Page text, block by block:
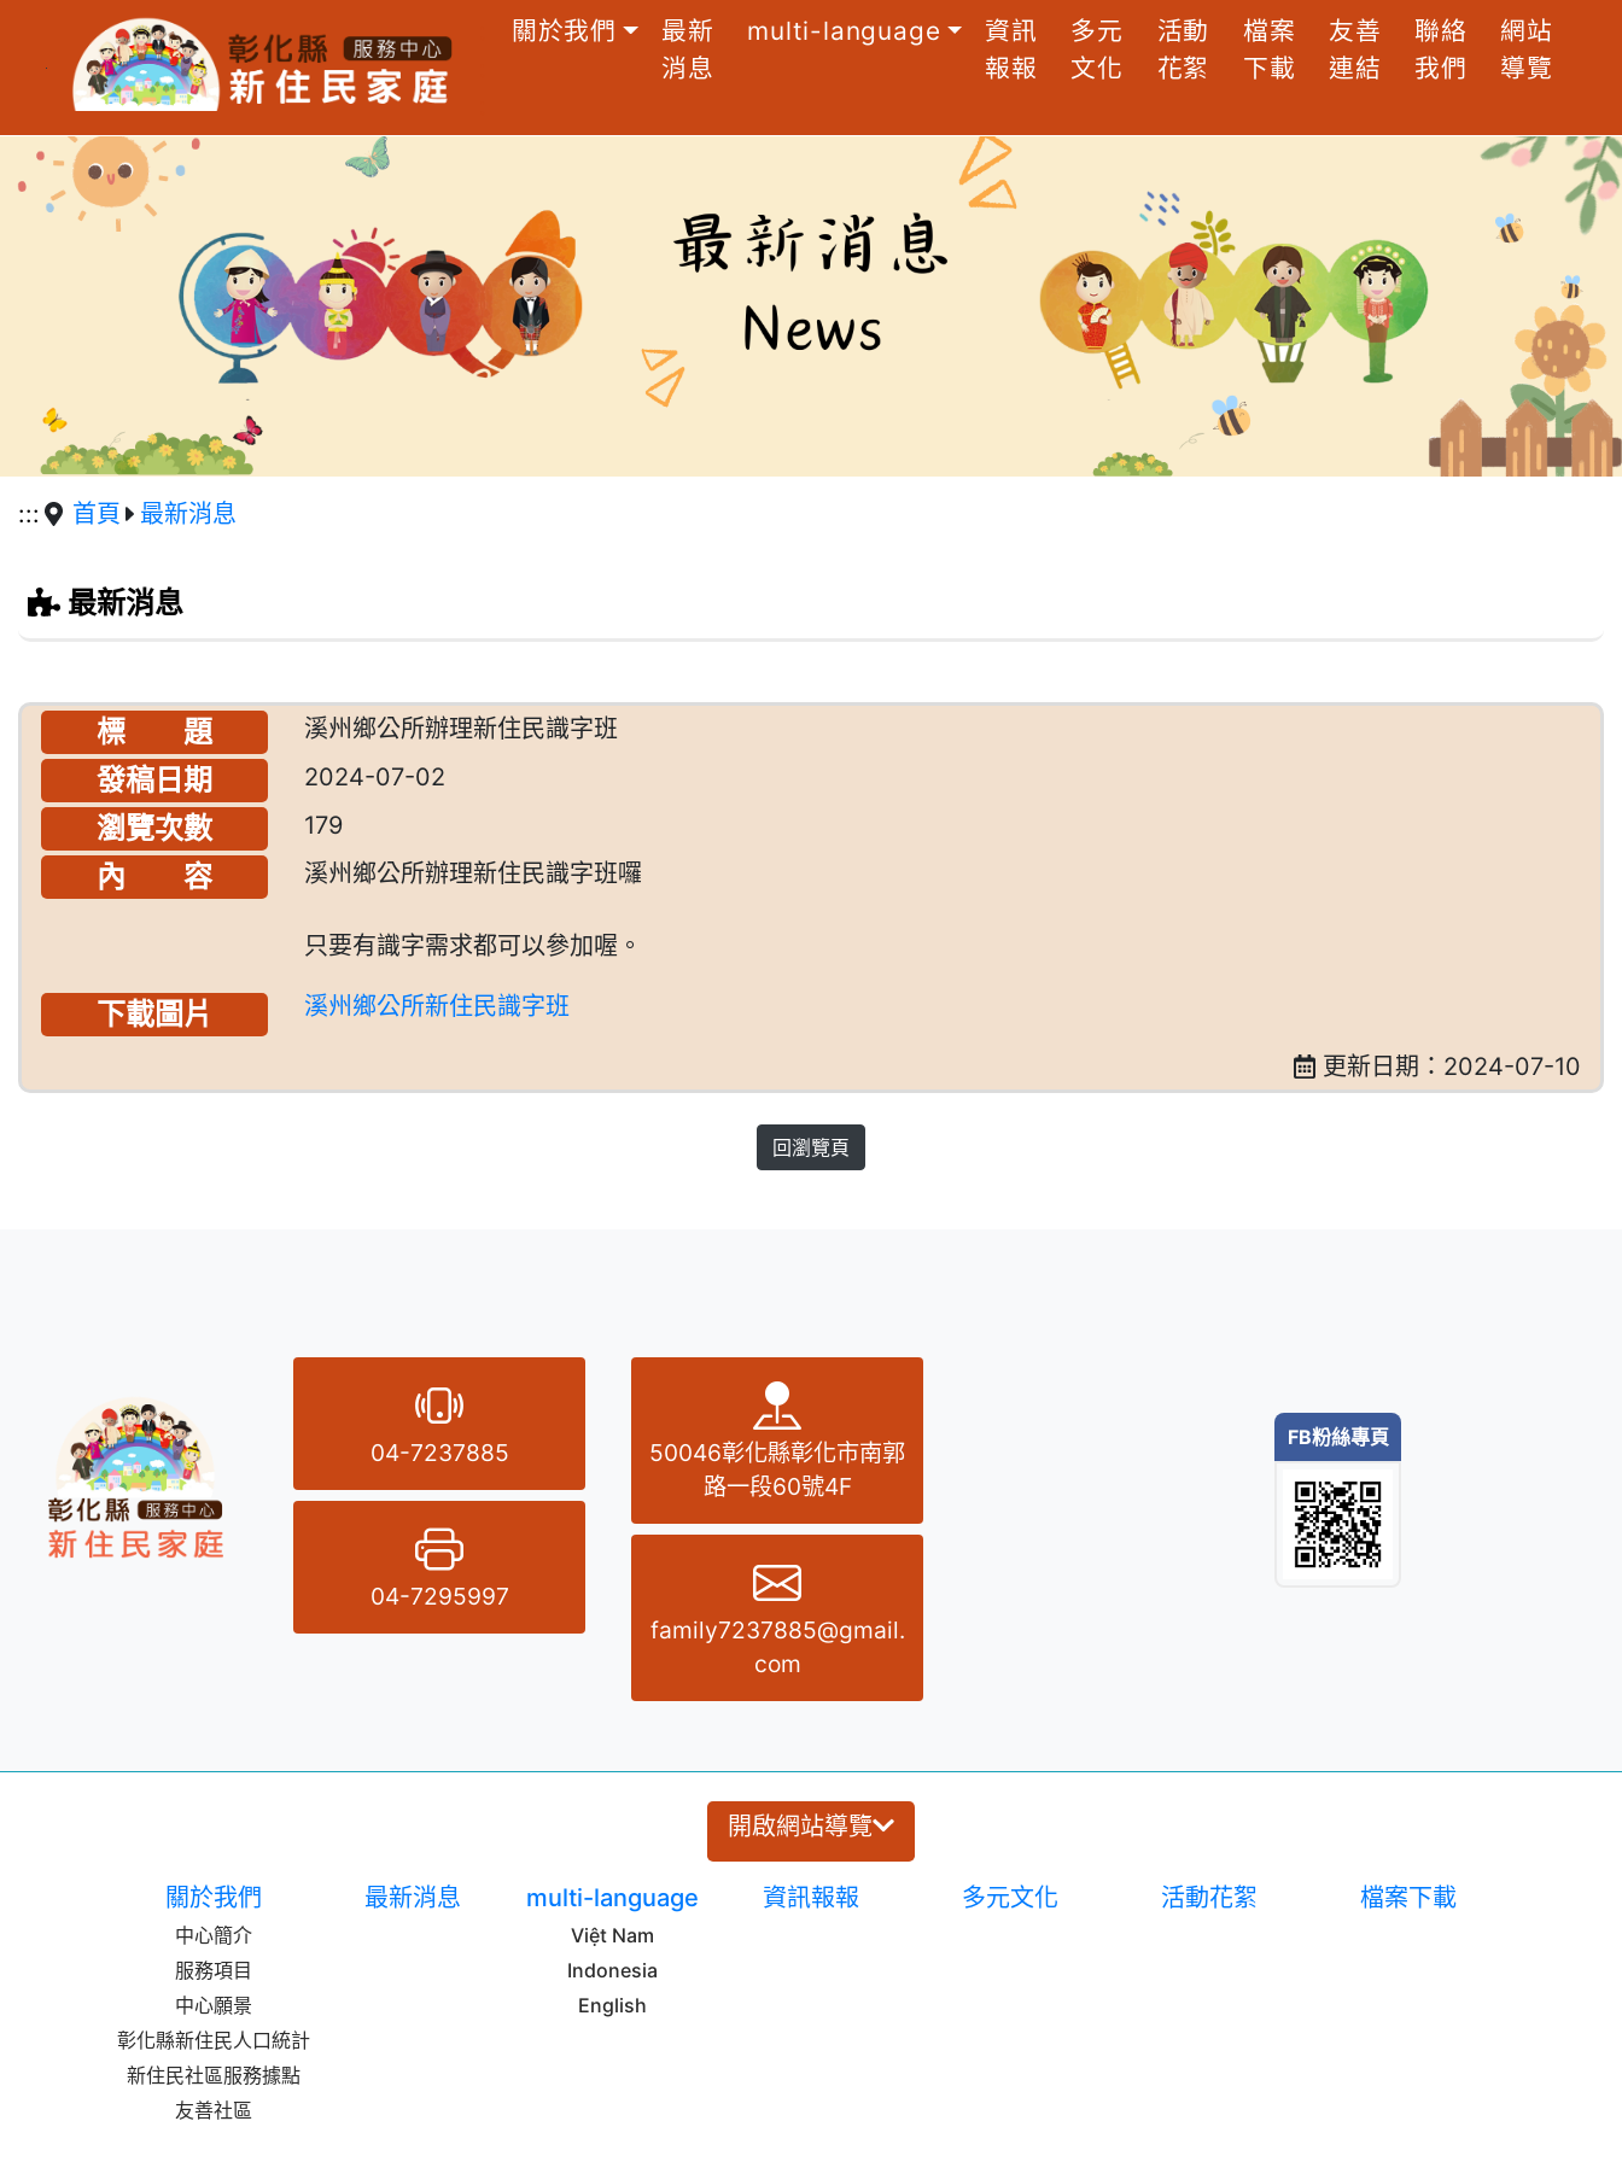
跳到主要內容區塊
關於我們
最新
消息
multi-language
資訊
報報
多元
文化
活動
花絮
檔案
下載
友善
連結
聯絡
我們
網站
導覽
::: 首頁 最新消息
最新消息
標 題 溪州鄉公所辦理新住民識字班
發稿日期 2024-07-02
瀏覽次數 179
內 容 溪州鄉公所辦理新住民識字班囉
只要有識字需求都可以參加喔。
下載圖片 溪州鄉公所新住民識字班
更新日期：2024-07-10
回瀏覽頁
電話號碼
04-7237885
傳真號碼
04-7295997
地址
50046彰化縣彰化市南郭
路一段60號4F
E-MAIL
family7237885@gmail.
com
FB粉絲專頁
開啟網站導覽
關於我們
中心簡介
服務項目
中心願景
彰化縣新住民人口統計
新住民社區服務據點
友善社區
最新消息 multi-language
Việt Nam
Indonesia
English
資訊報報 多元文化 活動花絮 檔案下載